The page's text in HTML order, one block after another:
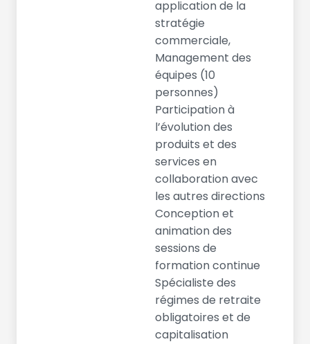
application de la
stratégie
commerciale,
Management des
équipes (10
personnes)
Participation à
l’évolution des
produits et des
services en
collaboration avec
les autres directions
Conception et
animation des
sessions de
formation continue
Spécialiste des
régimes de retraite
obligatoires et de
capitalisation